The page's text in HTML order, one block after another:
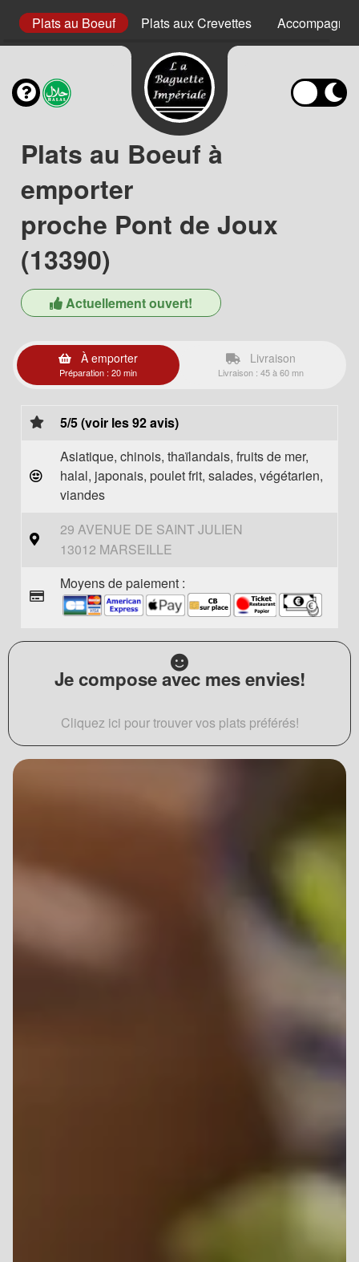
Plats au Boeuf Plats aux Crevettes
Plats au Boeuf à
emporter
proche Pont de Joux
(13390)
Actuellement ouvert!
À emporter
Préparation : 20 min
Livraison
Livraison : 45 à 60 mn
5/5 (voir les 92 avis)
Asiatique, chinois, thaïlandais, fruits de mer,
halal, japonais, poulet frit, salades, végétarien,
viandes
29 AVENUE DE SAINT JULIEN
13012 MARSEILLE
Moyens de paiement :
Je compose avec mes envies!
Cliquez ici pour trouver vos plats préférés!